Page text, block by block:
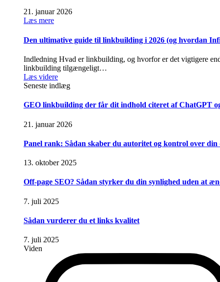
21. januar 2026
Læs mere
Den ultimative guide til linkbuilding i 2026 (og hvordan
Indledning Hvad er linkbuilding, og hvorfor er det vigtigere
linkbuilding tilgængeligt…
Læs videre
Seneste indlæg
GEO linkbuilding der får dit indhold citeret af ChatGPT
21. januar 2026
Panel rank: Sådan skaber du autoritet og kontrol over din
13. oktober 2025
Off-page SEO? Sådan styrker du din synlighed uden at
7. juli 2025
Sådan vurderer du et links kvalitet
7. juli 2025
Viden